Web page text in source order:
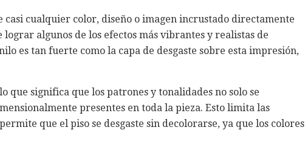
casi cualquier color, diseño o imagen incrustado directamente
algunos de los efectos más vibrantes y realistas de
es tan fuerte como la capa de desgaste sobre esta impresión,
que significa que los patrones y tonalidades no solo se
presentes en toda la pieza. Esto limita las
que el piso se desgaste sin decolorarse, ya que los colores